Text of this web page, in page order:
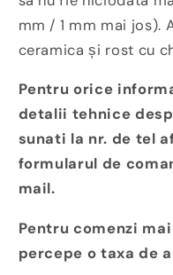
mm / 1 mm mai jos).
ceramica și rost cu
Pentru orice
detalii tehnice
sunati la nr. de tel
formularul de
mail.
Pentru comenzi
percepe o taxa de